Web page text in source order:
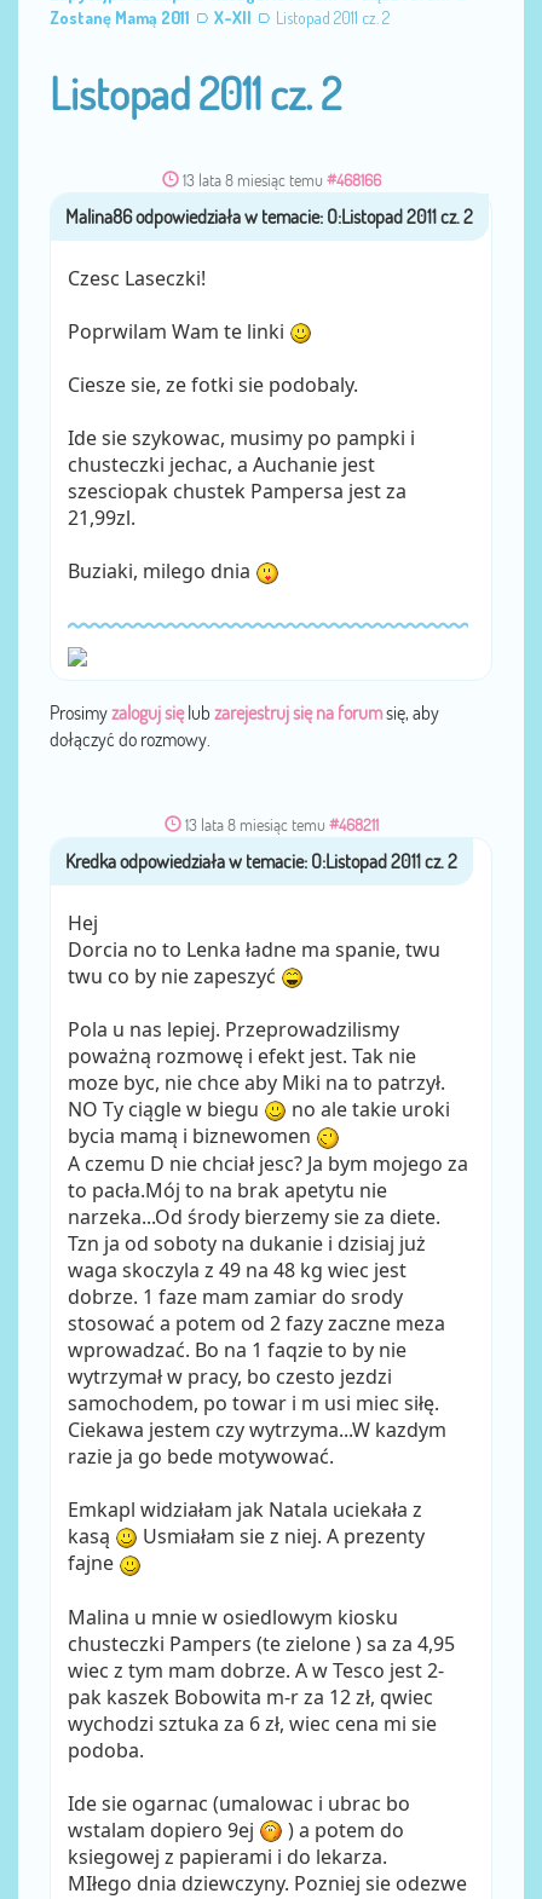
Zostanę Mamą 2011
X-XII Listopad 2011 cz. 2
Listopad 2011 cz. 2
13 lata 8 miesiąc temu #468166
przezMalina86
Czesc Laseczki!
Poprwilam Wam te linki
Ciesze sie, ze fotki sie podobaly.
Ide sie szykowac, musimy po pampki i
chusteczki jechac, a Auchanie jest
szesciopak chustek Pampersa jest za
21,99zl.
Buziaki, milego dnia
Prosimyzaloguj sięlub zarejestruj się na forumsię, aby
dołączyć do rozmowy.
13 lata 8 miesiąc temu #468211
przezKredka
Hej
Dorcia no to Lenka ładne ma spanie, twu
twu co by nie zapeszyć
Pola u nas lepiej. Przeprowadzilismy
poważną rozmowę i efekt jest. Tak nie
moze byc, nie chce aby Miki na to patrzył.
NO Ty ciągle w biegu
no ale takie uroki
bycia mamą i biznewomen
A czemu D nie chciał jesc? Ja bym mojego za
to pacła.Mój to na brak apetytu nie
narzeka...Od środy bierzemy sie za diete.
Tzn ja od soboty na dukanie i dzisiaj już
waga skoczyla z 49 na 48 kg wiec jest
dobrze. 1 faze mam zamiar do srody
stosować a potem od 2 fazy zaczne meza
wprowadzać. Bo na 1 faqzie to by nie
wytrzymał w pracy, bo czesto jezdzi
samochodem, po towar i m usi miec siłę.
Ciekawa jestem czy wytrzyma...W kazdym
razie ja go bede motywować.
Emkapl widziałam jak Natala uciekała z
kasą
Usmiałam sie z niej. A prezenty
fajne
Malina u mnie w osiedlowym kiosku
chusteczki Pampers (te zielone ) sa za 4,95
wiec z tym mam dobrze. A w Tesco jest 2-
pak kaszek Bobowita m-r za 12 zł, qwiec
wychodzi sztuka za 6 zł, wiec cena mi sie
podoba.
Ide sie ogarnac (umalowac i ubrac bo
wstalam dopiero 9ej
) a potem do
ksiegowej z papierami i do lekarza.
MIłego dnia dziewczyny. Pozniej sie odezwe